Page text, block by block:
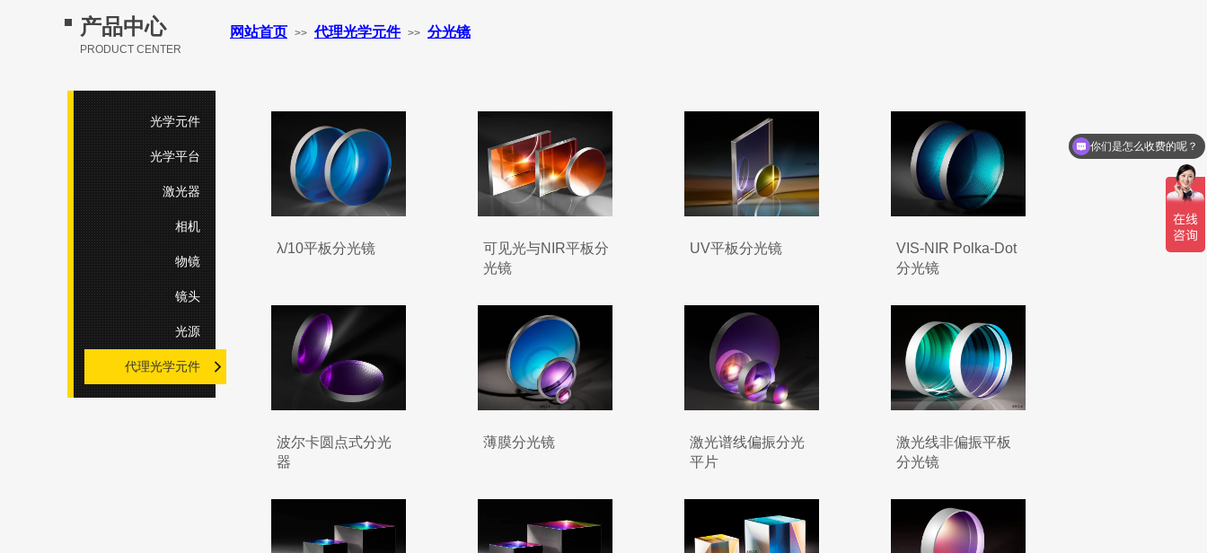
产品中心
PRODUCT CENTER
光学元件
光学平台
激光器
相机
物镜
镜头
光源
代理光学元件
λ/10平板分光镜
可见光与NIR平板分
光镜
UV平板分光镜
VIS-NIR Polka-Dot
分光镜
波尔卡圆点式分光
器
薄膜分光镜
激光谱线偏振分光
平片
激光线非偏振平板
分光镜
网站首页 >> 代理光学元件 >> 分光镜
你们是怎么收费的呢？